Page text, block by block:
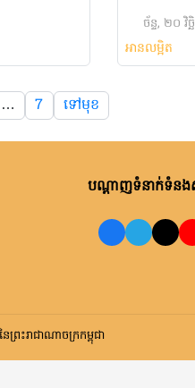
ច័ន្ទ, ២០ វិ
អានលម្អិត
… 7 ទៅមុខ
បណ្តាញទំនាក់ទំនង
រះរាជាណាចក្រកម្ពុជា